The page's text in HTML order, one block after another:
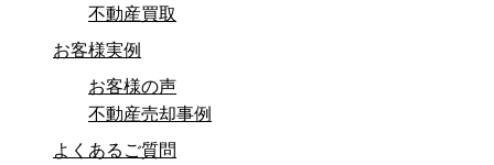
不動産買取
お客様実例
お客様の声
不動産売却事例
よくあるご質問